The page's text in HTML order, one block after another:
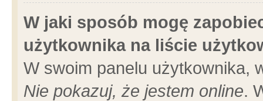
W jaki sposób mogę
użytkownika na liście
W swoim panelu użytkownika,
Nie pokazuj, że jestem online.